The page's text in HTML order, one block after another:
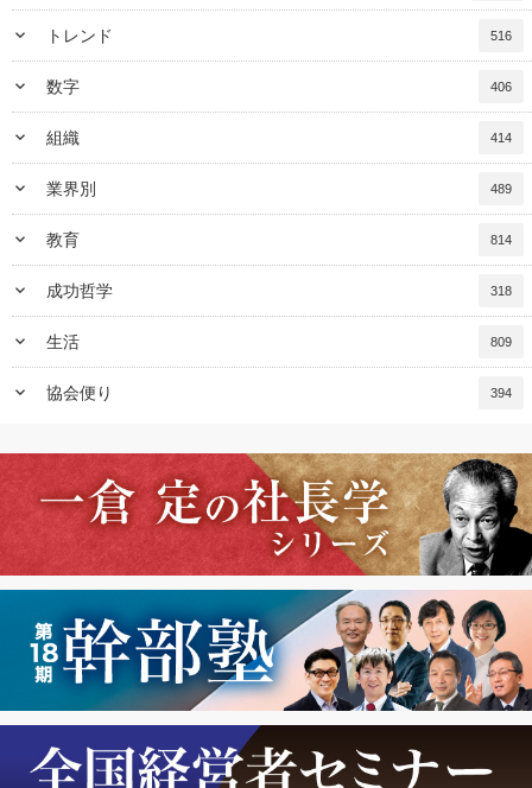
keyboard_arrow_down トレンド 516
keyboard_arrow_down 数字 406
keyboard_arrow_down 組織 414
keyboard_arrow_down 業界別 489
keyboard_arrow_down 教育 814
keyboard_arrow_down 成功哲学 318
keyboard_arrow_down 生活 809
keyboard_arrow_down 協会便り 394